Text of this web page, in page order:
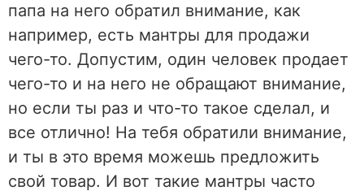
папа на него обратил внимание, как
например, есть мантры для продажи
чего-то. Допустим, один человек продает
чего-то и на него не обращают внимание,
но если ты раз и что-то такое сделал, и
все отлично! На тебя обратили внимание,
и ты в это время можешь предложить
свой товар. И вот такие мантры часто